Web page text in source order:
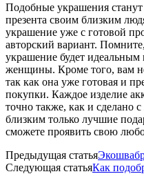
Подобные украшения
презента своим близким
украшение уже с готовой
авторский вариант.
украшение будет
женщины. Кроме того, вам
так как она уже готовая и
покупки. Каждое изделие
точно также, как и сделано
близким только лучшие
сможете проявить свою
Предыдущая статья
Следующая статьяКак